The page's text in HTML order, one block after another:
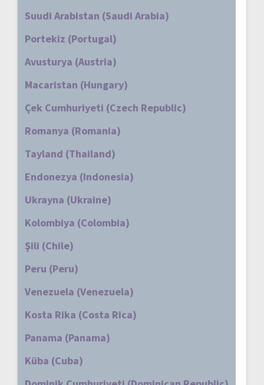
Suudi Arabistan (Saudi Arabia)
Portekiz (Portugal)
Avusturya (Austria)
Macaristan (Hungary)
Çek Cumhuriyeti (Czech Republic)
Romanya (Romania)
Tayland (Thailand)
Endonezya (Indonesia)
Ukrayna (Ukraine)
Kolombiya (Colombia)
Şili (Chile)
Peru (Peru)
Venezuela (Venezuela)
Kosta Rika (Costa Rica)
Panama (Panama)
Küba (Cuba)